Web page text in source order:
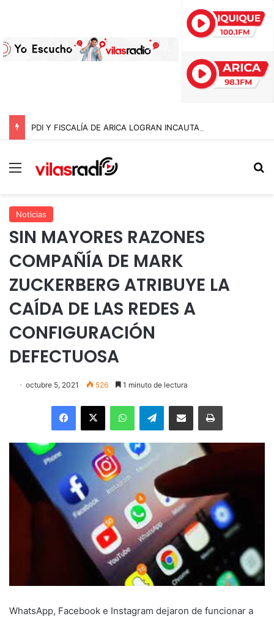
Menú
Noticias
SIN MAYORES RAZONES
COMPAÑÍA DE MARK
ZUCKERBERG ATRIBUYE LA
CAÍDA DE LAS REDES A
CONFIGURACIÓN
DEFECTUOSA
octubre 5, 2021 526 1 minuto de lectura
Facebook
X WhatsAppTelegramEnviar vía email Imprimir
WhatsApp, Facebook e Instagram dejaron de funcionar a